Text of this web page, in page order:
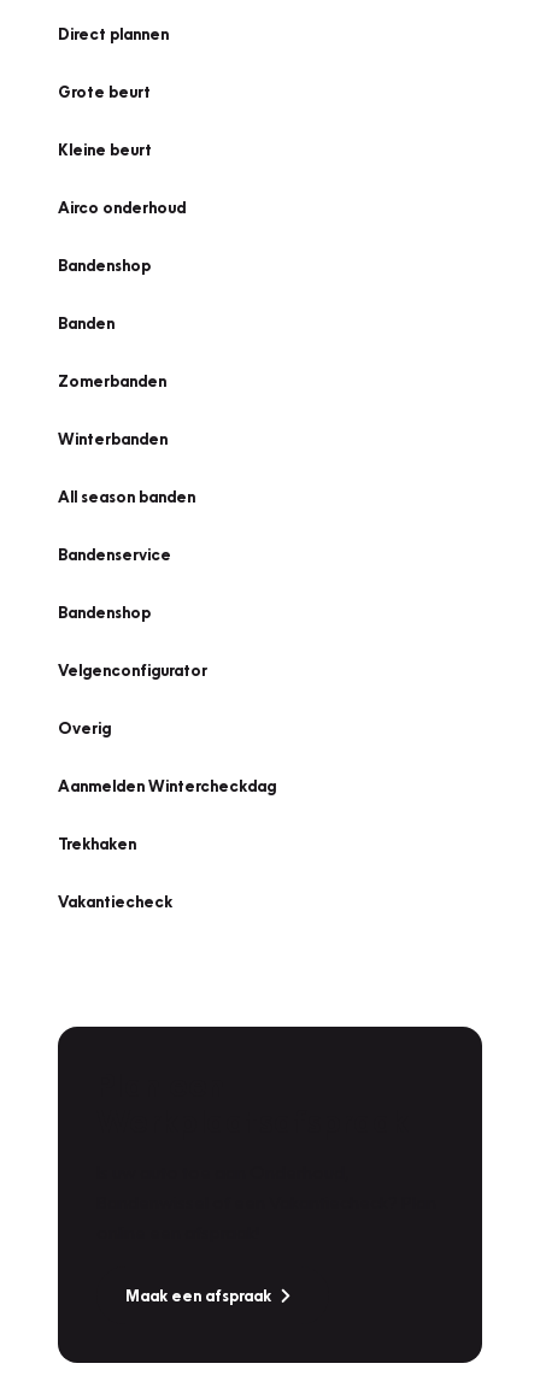
Direct plannen
Grote beurt
Kleine beurt
Airco onderhoud
Bandenshop
Banden
Zomerbanden
Winterbanden
All season banden
Bandenservice
Bandenshop
Velgenconfigurator
Overig
Aanmelden Wintercheckdag
Trekhaken
Vakantiecheck
Maak een afspraak